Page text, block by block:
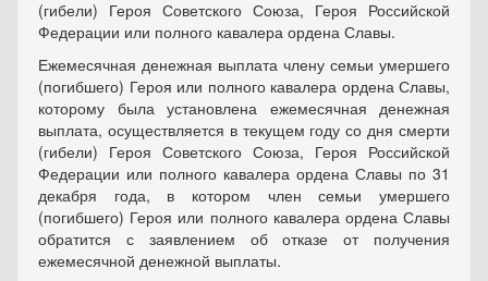
(гибели) Героя Советского Союза, Героя Российской
Федерации или полного кавалера ордена Славы.
Ежемесячная денежная выплата члену семьи умершего
(погибшего) Героя или полного кавалера ордена Славы,
которому была установлена ежемесячная денежная
выплата, осуществляется в текущем году со дня смерти
(гибели) Героя Советского Союза, Героя Российской
Федерации или полного кавалера ордена Славы по 31
декабря года, в котором член семьи умершего
(погибшего) Героя или полного кавалера ордена Славы
обратится с заявлением об отказе от получения
ежемесячной денежной выплаты.